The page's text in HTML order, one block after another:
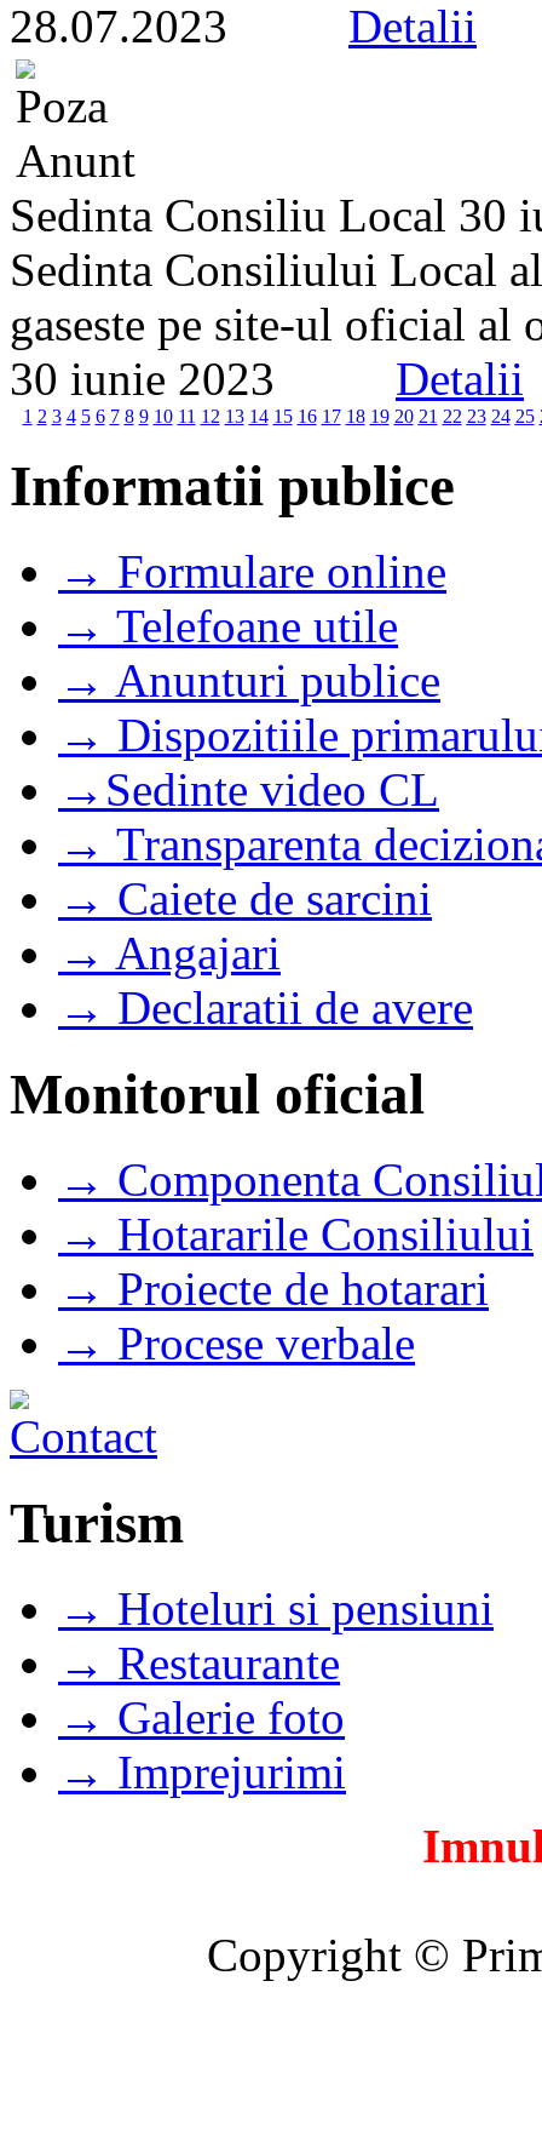
28.07.2023 Detalii
Sedinta Consiliu Local 30
Sedinta Consiliului Local
gaseste pe site-ul oficial al
30 iunie 2023 Detalii
1 2 3 4 5 6 7 8 9 10 11 12 13 14 15 16 17 18 19 20 21 22 23 24 25
Informatii publice
→ Formulare online
→ Telefoane utile
→ Anunturi publice
→ Dispozitiile
→Sedinte video CL
→ Transparenta
→ Caiete de sarcini
→ Angajari
→ Declaratii de avere
Monitorul oficial
→ Componenta
→ Hotararile Consiliului
→ Proiecte de hotarari
→ Procese verbale
Turism
→ Hoteluri si pensiuni
→ Restaurante
→ Galerie foto
→ Imprejurimi
Copyright ©